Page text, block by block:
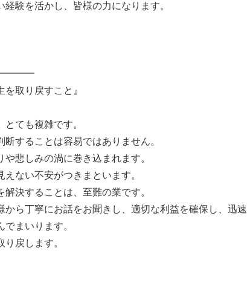
験を活かし、皆様の力になります。
取り戻すこと』
ても複雑です。
することは容易ではありません。
悲しみの渦に巻き込まれます。
ない不安がつきまといます。
決することは、至難の業です。
から丁寧にお話をお聞きし、適切な利益を確保し、迅速
まいります。
戻します。